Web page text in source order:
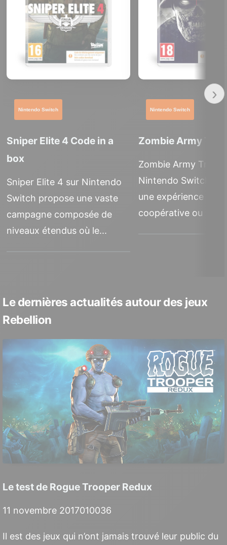
Nintendo Switch
Sniper Elite 4 Code in a
box
Sniper Elite 4 sur Nintendo
Switch propose une vaste
campagne composée de
niveaux étendus où le...
Nintendo Switch
Zombie Army
Zombie Army
Nintendo Switch
une expérience de
coopérative ou solo
›
Le dernières actualités autour des jeux
Rebellion
Le test de Rogue Trooper Redux
11 novembre 2017010036
Il est des jeux qui n’ont jamais trouvé leur public du